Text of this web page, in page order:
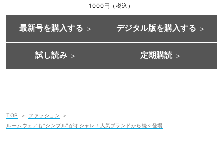
1000円（税込）
最新号を購入する デジタル版を購入する
試し読み 定期購読
TOP
ファッション
ルームウェアも“シンプル”がオシャレ！人気ブランドから続々登場